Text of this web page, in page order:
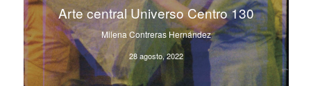
Arte central Universo Centro 130
Milena Contreras Hernández
28 agosto, 2022